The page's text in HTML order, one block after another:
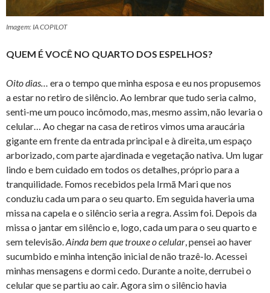
Imagem: IA COPILOT
QUEM É VOCÊ NO QUARTO DOS ESPELHOS?
Oito dias… era o tempo que minha esposa e eu nos propusemos
a estar no retiro de silêncio. Ao lembrar que tudo seria calmo,
senti-me um pouco incômodo, mas, mesmo assim, não levaria o
celular… Ao chegar na casa de retiros vimos uma araucária
gigante em frente da entrada principal e à direita, um espaço
arborizado, com parte ajardinada e vegetação nativa. Um lugar
lindo e bem cuidado em todos os detalhes, próprio para a
tranquilidade. Fomos recebidos pela Irmã Mari que nos
conduziu cada um para o seu quarto. Em seguida haveria uma
missa na capela e o silêncio seria a regra. Assim foi. Depois da
missa o jantar em silêncio e, logo, cada um para o seu quarto e
sem televisão.Ainda bem que trouxe o celular, pensei ao haver
sucumbido e minha intenção inicial de não trazê-lo. Acessei
minhas mensagens e dormi cedo. Durante a noite, derrubei o
celular que se partiu ao cair. Agora sim o silêncio havia